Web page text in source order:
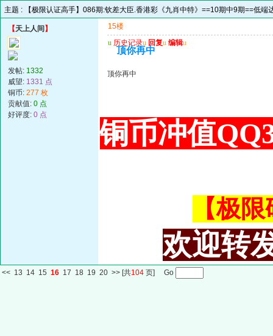
主题 : 【极限认证高手】086期:钦差大臣.香港彩《九肖中特》==10期中9期==低端
【天上人间 】
发帖: 1332
威望: 1331 点
铜币: 277 枚
贡献值: 0 点
好评度: 0 点
15楼
u 历史记录u 回复u 编辑u
顶你再中
顶你再中
铜币冲值
【极
欢迎转
<< 13 14 15 16 17 18 19 20 >> [共104 页] Go